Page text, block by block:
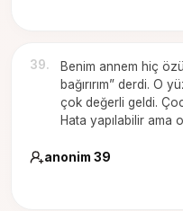
39.
Benim annem hiç
bağırırım” derdi. O
çok değerli geldi.
Hata yapılabilir ama
anonim 39